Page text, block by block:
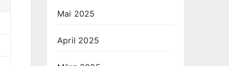
Mai 2025
April 2025